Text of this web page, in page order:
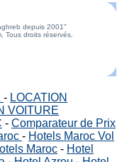
depuis 2001"
Tous droits réservés.
- LOCATION
VOITURE
- Comparateur de Prix
- Hotels Maroc Vol
Maroc - Hotel